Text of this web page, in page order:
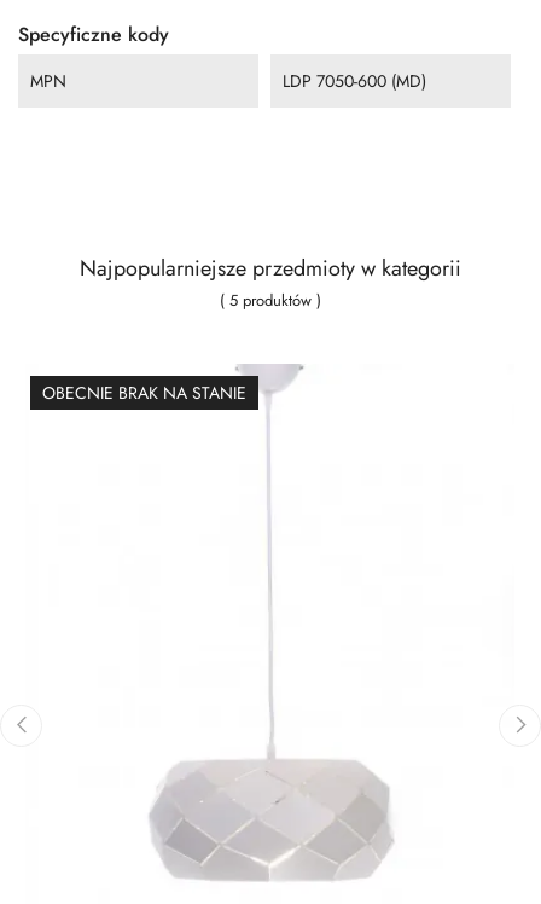
Specyficzne kody
MPN LDP 7050-600 (MD)
Najpopularniejsze przedmioty w kategorii
( 5 produktów )
OBECNIE BRAK NA STANIE